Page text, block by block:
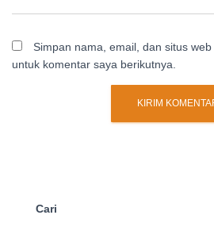
Simpan nama, email, dan situs
untuk komentar saya berikutnya.
Cari